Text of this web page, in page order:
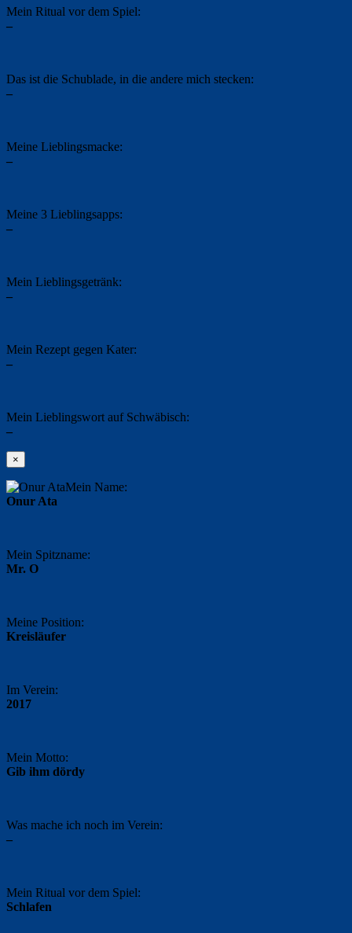
Mein Ritual vor dem Spiel:
–
Das ist die Schublade, in die andere mich stecken:
–
Meine Lieblingsmacke:
–
Meine 3 Lieblingsapps:
–
Mein Lieblingsgetränk:
–
Mein Rezept gegen Kater:
–
Mein Lieblingswort auf Schwäbisch:
–
×
Mein Name:
Onur Ata
Mein Spitzname:
Mr. O
Meine Position:
Kreisläufer
Im Verein:
2017
Mein Motto:
Gib ihm dördy
Was mache ich noch im Verein:
–
Mein Ritual vor dem Spiel:
Schlafen